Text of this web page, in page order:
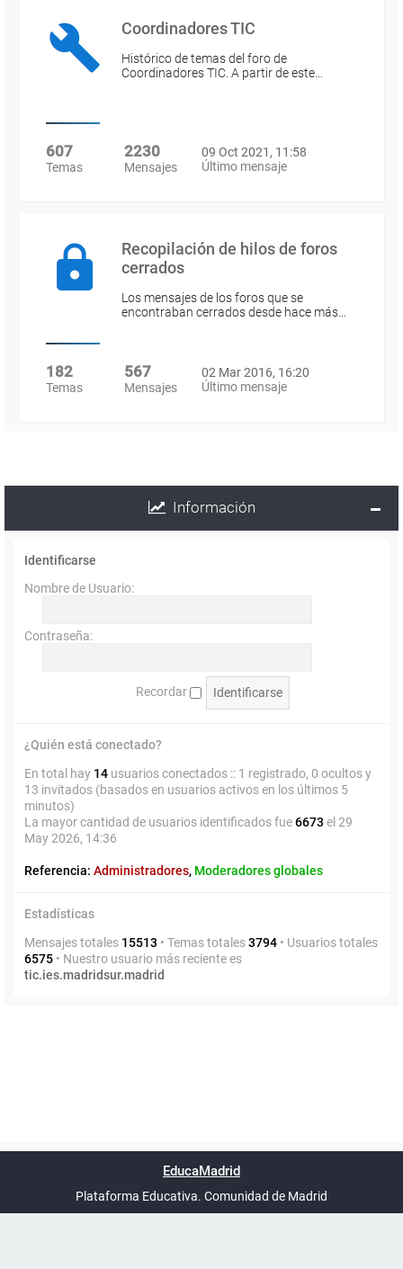
Coordinadores TIC
Histórico de temas del foro de
Coordinadores TIC. A partir de este…
607
Temas
2230
Mensajes
09 Oct 2021, 11:58
Último mensaje
Recopilación de hilos de foros
cerrados
Los mensajes de los foros que se
encontraban cerrados desde hace más…
182
Temas
567
Mensajes
02 Mar 2016, 16:20
Último mensaje
Información
Identificarse
Nombre de Usuario:
Contraseña:
Recordar
¿Quién está conectado?
En total hay 14 usuarios conectados :: 1 registrado, 0 ocultos y
13 invitados (basados en usuarios activos en los últimos 5
minutos)
La mayor cantidad de usuarios identificados fue6673 el 29
May 2026, 14:36
Referencia: Administradores, Moderadores globales
Estadísticas
Mensajes totales 15513 • Temas totales3794 • Usuarios totales
6575 • Nuestro usuario más reciente es
tic.ies.madridsur.madrid
UTC+02:00
phpBB España
EducaMadrid
Plataforma Educativa. Comunidad de Madrid